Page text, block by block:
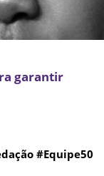
garantir
#Equipe50